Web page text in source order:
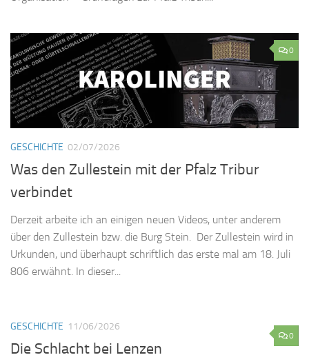
0
GESCHICHTE 02/07/2026
Was den Zullestein mit der Pfalz Tribur
verbindet
Derzeit arbeite ich an einigen neuen Videos, unter anderem
über den Zullestein bzw. die Burg Stein. Der Zullestein wird in
Urkunden, und überhaupt schriftlich das erste mal am 18. Juli
806 erwähnt. In dieser...
0
GESCHICHTE 11/06/2026
Die Schlacht bei Lenzen